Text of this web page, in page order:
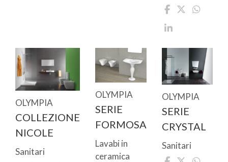
OLYMPIA
COLLEZIONE
NICOLE
Sanitari
OLYMPIA
SERIE
FORMOSA
Lavabi in
ceramica
OLYMPIA
SERIE
CRYSTAL
Sanitari